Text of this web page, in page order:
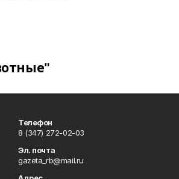
Телефон
8 (347) 272-02-03
Эл. почта
gazeta_rb@mail.ru